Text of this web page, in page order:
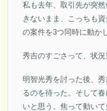
私も去年、取引先が突
きないまま、こっちも
の案件を3つ同時に動か
秀吉のすごさって、状
明智光秀を討った後、
るのを待った。そして
いと思う。焦って動い